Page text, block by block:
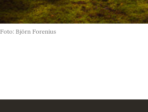
Foto: Björn Forenius